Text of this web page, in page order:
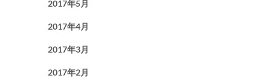
2017年5月
2017年4月
2017年3月
2017年2月